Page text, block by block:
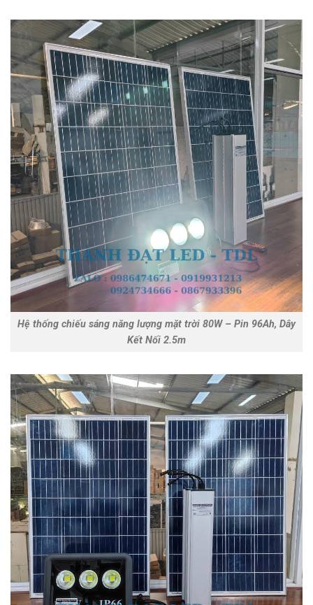
Hệ thống chiếu sáng năng lượng mặt trời 80W – Pin 96Ah, Dây
Kết Nối 2.5m